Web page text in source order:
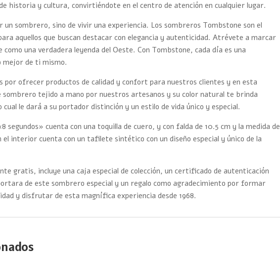
historia y cultura, convirtiéndote en el centro de atención en cualquier lugar.
un sombrero, sino de vivir una experiencia. Los sombreros Tombstone son el
aquellos que buscan destacar con elegancia y autenticidad. Atrévete a marcar
una verdadera leyenda del Oeste. Con Tombstone, cada día es una
mejor de ti mismo.
por ofrecer productos de calidad y confort para nuestros clientes y en esta
tejido a mano por nuestros artesanos y su color natural te brinda
le dará a su portador distinción y un estilo de vida único y especial.
segundos» cuenta con una toquilla de cuero, y con falda de 10.5 cm y la medida de
el interior cuenta con un tafilete sintético con un diseño especial y único de la
gratis, incluye una caja especial de colección, un certificado de autenticación
de este sombrero especial y un regalo como agradecimiento por formar
y disfrutar de esta magnífica experiencia desde 1968.